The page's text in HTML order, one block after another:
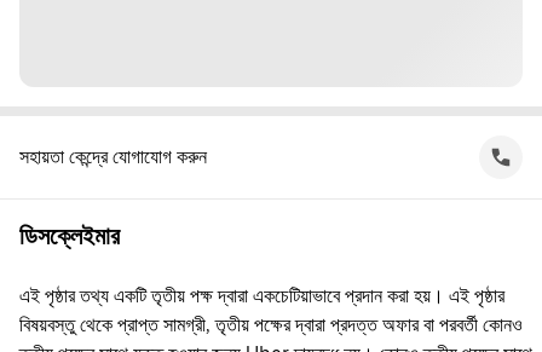
সহায়তা কেন্দ্রে যোগাযোগ করুন
ডিসক্লেইমার
এই পৃষ্ঠার তথ্য একটি তৃতীয় পক্ষ দ্বারা একচেটিয়াভাবে প্রদান করা হয়। এই পৃষ্ঠার
বিষয়বস্তু থেকে প্রাপ্ত সামগ্রী, তৃতীয় পক্ষের দ্বারা প্রদত্ত অফার বা পরবর্তী কোনও